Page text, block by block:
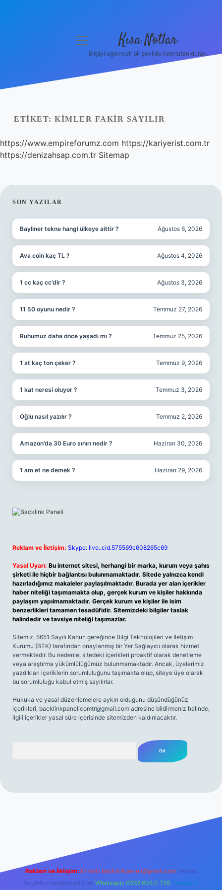
Yasal Uyarı
Hakkımızda
menüyü
Kısa Notlar
Bilgiyi eğlenceli bir şekilde hatırlatan durak.
ETIKET: KIMLER FAKIR SAYILIR
https://www.empireforumz.com https://kariyerist.com.tr
https://denizahsap.com.tr Sitemap
SIDEBAR
SON YAZILAR
Bayliner tekne hangi ülkeye aittir ? Ağustos 6, 2026
Ava coin kaç TL ? Ağustos 4, 2026
1 cc kaç cc’dir ? Ağustos 3, 2026
11 50 oyunu nedir ? Temmuz 27, 2026
Ruhumuz daha önce yaşadı mı ? Temmuz 25, 2026
1 at kaç ton çeker ? Temmuz 9, 2026
1 kat neresi oluyor ? Temmuz 3, 2026
Oğlu nasıl yazılır ? Temmuz 2, 2026
Amazon’da 30 Euro sınırı nedir ? Haziran 30, 2026
1 am et ne demek ? Haziran 29, 2026
Reklam ve İletişim: Skype: live:.cid.575569c608265c69
Yasal Uyarı: Bu internet sitesi, herhangi bir marka, kurum veya şahıs
şirketi ile hiçbir bağlantısı bulunmamaktadır. Sitede yalnızca kendi
hazırladığımız makaleler paylaşılmaktadır. Burada yer alan içerikler
haber niteliği taşımamakta olup, gerçek kurum ve kişiler hakkında
paylaşım yapılmamaktadır. Gerçek kurum ve kişiler ile isim
benzerlikleri tamamen tesadüfidir. Sitemizdeki bilgiler taslak
halindedir ve tavsiye niteliği taşımazlar.
Sitemiz, 5651 Sayılı Kanun gereğince Bilgi Teknolojileri ve İletişim
Kurumu (BTK) tarafından onaylanmış bir Yer Sağlayıcı olarak hizmet
vermektedir. Bu nedenle, sitedeki içerikleri proaktif olarak denetleme
veya araştırma yükümlülüğümüz bulunmamaktadır. Ancak, üyelerimiz
yazdıkları içeriklerin sorumluluğunu taşımakta olup, siteye üye olarak
bu sorumluluğu kabul etmiş sayılırlar.
Hukuka ve yasal düzenlemelere aykırı olduğunu düşündüğünüz
içerikleri, backlinkpanelicomtr@gmail.com adresine bildirmeniz halinde,
ilgili içerikler yasal süre içerisinde sitemizden kaldırılacaktır.
Reklam ve İletişim: E-mail: backlinkpaneli@gmail.com Teams:
forumhizmeti@gmail.com Whatsapp: 0262 606 0 726 Telegram: